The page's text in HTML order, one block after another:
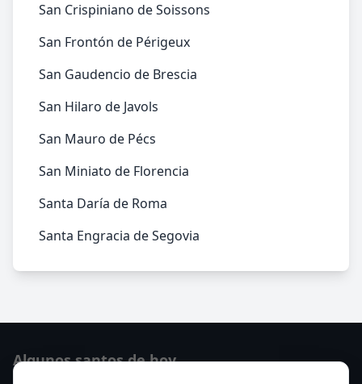
San Crispiniano de Soissons
San Frontón de Périgeux
San Gaudencio de Brescia
San Hilaro de Javols
San Mauro de Pécs
San Miniato de Florencia
Santa Daría de Roma
Santa Engracia de Segovia
Algunos santos de hoy